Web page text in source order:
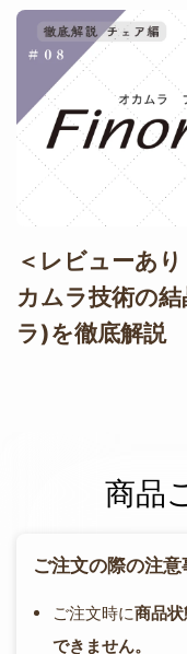
＜レビューあ
カムラ技術の
ラ)を徹底解説
商品
ご注文の際の注意
ご注文時に商品
できません。